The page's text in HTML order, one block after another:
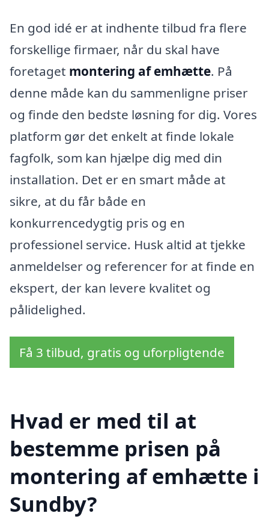
En god idé er at indhente tilbud fra flere
forskellige firmaer, når du skal have
foretaget montering af emhætte. På
denne måde kan du sammenligne priser
og finde den bedste løsning for dig. Vores
platform gør det enkelt at finde lokale
fagfolk, som kan hjælpe dig med din
installation. Det er en smart måde at
sikre, at du får både en
konkurrencedygtig pris og en
professionel service. Husk altid at tjekke
anmeldelser og referencer for at finde en
ekspert, der kan levere kvalitet og
pålidelighed.
Få 3 tilbud, gratis og uforpligtende
Hvad er med til at
bestemme prisen på
montering af emhætte i
Sundby?